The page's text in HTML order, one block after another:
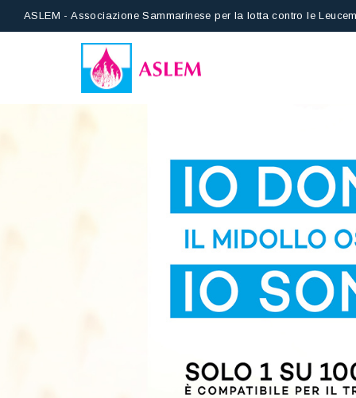
ASLEM - Associazione Sammarinese per la lotta contro le